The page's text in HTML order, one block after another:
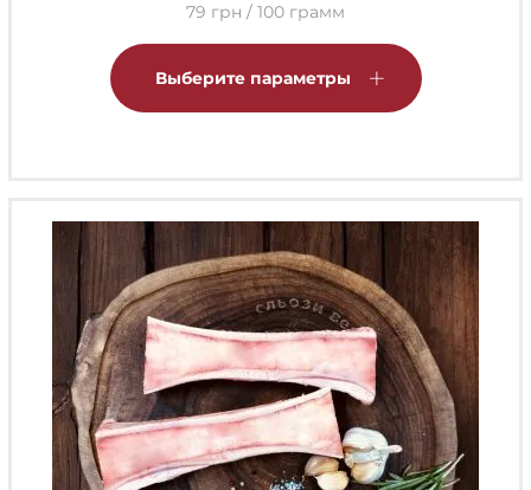
79 грн / 100 грамм
Выберите параметры
товар
можно
выбрать
на
странице
товара.